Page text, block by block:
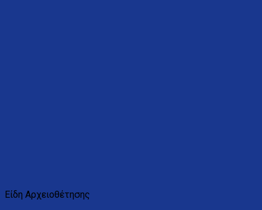
Είδη Αρχειοθέτησης